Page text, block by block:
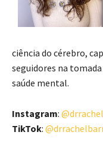
ciência do cérebro,
seguidores na
saúde mental.
Instagram:
TikTok: